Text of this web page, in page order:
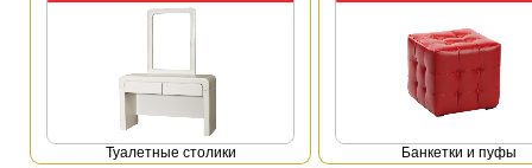
Туалетные столики Банкетки и пуфы